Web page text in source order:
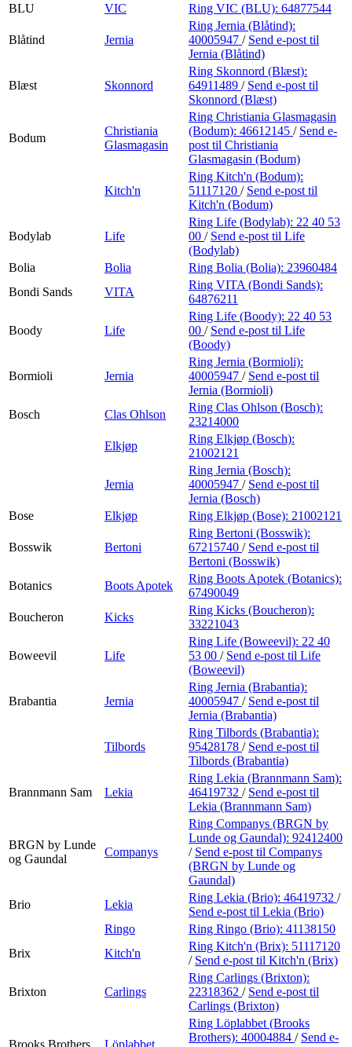
BLU
VIC Ring VIC (BLU): 64877544
Blåtind Jernia
Ring Jernia (Blåtind):
40005947 / Send e-post til
Jernia (Blåtind)
Blæst Skonnord
Ring Skonnord (Blæst):
64911489 / Send e-post til
Skonnord (Blæst)
Bodum
Christiania
Glasmagasin
Ring Christiania Glasmagasin
(Bodum): 46612145 / Send e-
post til Christiania
Glasmagasin (Bodum)
Kitch'n
Ring Kitch'n (Bodum):
51117120 / Send e-post til
Kitch'n (Bodum)
Bodylab Life
Ring Life (Bodylab): 22 40 53
00 / Send e-post til Life
(Bodylab)
Bolia
Bolia Ring Bolia (Bolia): 23960484
Bondi Sands
VITA
Ring VITA (Bondi Sands):
64876211
Boody Life
Ring Life (Boody): 22 40 53
00 / Send e-post til Life
(Boody)
Bormioli Jernia
Ring Jernia (Bormioli):
40005947 / Send e-post til
Jernia (Bormioli)
Bosch
Clas Ohlson
Ring Clas Ohlson (Bosch):
23214000
Elkjøp
Ring Elkjøp (Bosch):
21002121
Jernia
Ring Jernia (Bosch):
40005947 / Send e-post til
Jernia (Bosch)
Bose
Elkjøp Ring Elkjøp (Bose): 21002121
Bosswik Bertoni
Ring Bertoni (Bosswik):
67215740 / Send e-post til
Bertoni (Bosswik)
Botanics
Boots Apotek
Ring Boots Apotek (Botanics):
67490049
Boucheron
Kicks
Ring Kicks (Boucheron):
33221043
Boweevil Life
Ring Life (Boweevil): 22 40
53 00 / Send e-post til Life
(Boweevil)
Brabantia Jernia
Ring Jernia (Brabantia):
40005947 / Send e-post til
Jernia (Brabantia)
Tilbords
Ring Tilbords (Brabantia):
95428178 / Send e-post til
Tilbords (Brabantia)
Brannmann Sam Lekia
Ring Lekia (Brannmann Sam):
46419732 / Send e-post til
Lekia (Brannmann Sam)
BRGN by Lunde
og Gaundal
Companys
Ring Companys (BRGN by
Lunde og Gaundal): 92412400
/ Send e-post til Companys
(BRGN by Lunde og
Gaundal)
Brio
Lekia
Ring Lekia (Brio): 46419732 /
Send e-post til Lekia (Brio)
Ringo
Ring Ringo (Brio): 41138150
Brix
Kitch'n
Ring Kitch'n (Brix): 51117120
/ Send e-post til Kitch'n (Brix)
Brixton Carlings
Ring Carlings (Brixton):
22318362 / Send e-post til
Carlings (Brixton)
Brooks Brothers Löplabbet
Ring Löplabbet (Brooks
Brothers): 40004884 / Send e-